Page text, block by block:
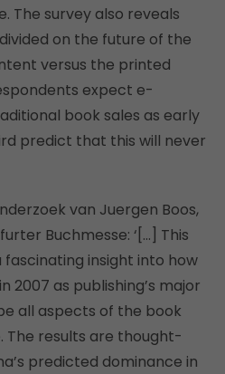
The survey also reveals
on the future of the
versus the printed
expect e-
book sales as early
predict that this will never
van Juergen Boos,
Buchmesse: ‘[…] This
insight into how
2007 as publishing’s major
all aspects of the book
The results are thought-
predicted dominance in